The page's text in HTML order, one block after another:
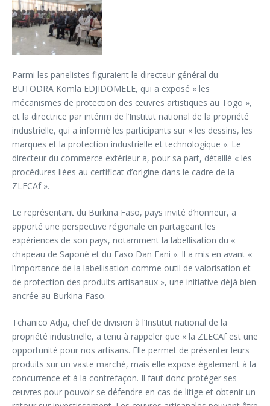
Parmi les panelistes figuraient le directeur général du
BUTODRA Komla EDJIDOMELE, qui a exposé « les
mécanismes de protection des œuvres artistiques au Togo »,
et la directrice par intérim de l’Institut national de la propriété
industrielle, qui a informé les participants sur « les dessins, les
marques et la protection industrielle et technologique ». Le
directeur du commerce extérieur a, pour sa part, détaillé « les
procédures liées au certificat d’origine dans le cadre de la
ZLECAf ».
Le représentant du Burkina Faso, pays invité d’honneur, a
apporté une perspective régionale en partageant les
expériences de son pays, notamment la labellisation du «
chapeau de Saponé et du Faso Dan Fani ». Il a mis en avant «
l’importance de la labellisation comme outil de valorisation et
de protection des produits artisanaux », une initiative déjà bien
ancrée au Burkina Faso.
Tchanico Adja, chef de division à l’Institut national de la
propriété industrielle, a tenu à rappeler que « la ZLECAf est une
opportunité pour nos artisans. Elle permet de présenter leurs
produits sur un vaste marché, mais elle expose également à la
concurrence et à la contrefaçon. Il faut donc protéger ses
œuvres pour pouvoir se défendre en cas de litige et obtenir un